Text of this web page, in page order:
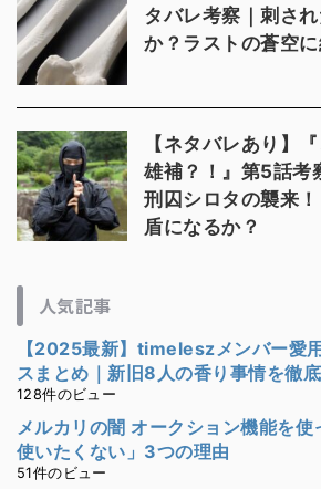
タバレ考察｜刺さ
か？ラストの蒼空
【ネタバレあり】
雄補？！』第5話考
刑囚シロタの襲来
盾になるか？
人気記事
【2025最新】timeleszメンバー愛
スまとめ｜新旧8人の香り事情を徹
128件のビュー
メルカリの闇 オークション機能を使
使いたくない」3つの理由
51件のビュー